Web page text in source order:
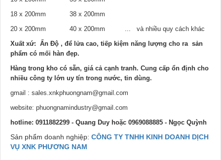
18 x 200mm 38 x 200mm
20 x 200mm 40 x 200mm ... và nhiều quy cách khác
Xuất xứ: Ấn Độ , để lửa cao, tiếp kiệm năng lượng cho ra sản
phẩm có mối hàn đẹp.
Hàng trong kho có sẵn, giá cả cạnh tranh. Cung cấp ổn định cho
nhiều công ty lớn uy tín trong nước, tin dùng.
gmail : sales.xnkphuongnam@gmail.com
website: phuongnamindustry@gmail.com
hotline: 0911882299 - Quang Duy hoặc 0969088885 - Ngọc Quỳnh
Sản phẩm doanh nghiệp: CÔNG TY TNHH KINH DOANH DỊCH
VỤ XNK PHƯƠNG NAM